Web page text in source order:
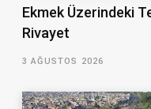
Ekmek Üzerindeki
Rivayet
3 AĞUSTOS 2026